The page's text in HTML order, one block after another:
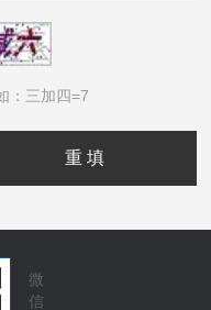
：三加四=7
微
信